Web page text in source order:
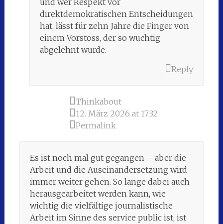
und wer Respekt vor
direktdemokratischen Entscheidungen
hat, lässt für zehn Jahre die Finger von
einem Vorstoss, der so wuchtig
abgelehnt wurde.
Reply
Thinkabout
12. März 2026 at 17:32
Permalink
Es ist noch mal gut gegangen – aber die
Arbeit und die Auseinandersetzung wird
immer weiter gehen. So lange dabei auch
herausgearbeitet werden kann, wie
wichtig die vielfältige journalistische
Arbeit im Sinne des service public ist, ist